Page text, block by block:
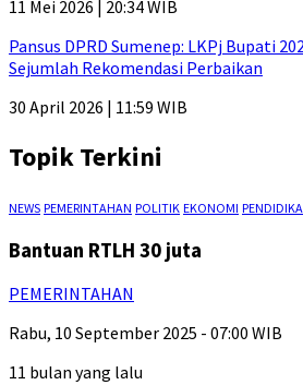
11 Mei 2026 | 20:34 WIB
Pansus DPRD Sumenep: LKPj Bupati
Sejumlah Rekomendasi Perbaikan
30 April 2026 | 11:59 WIB
Topik Terkini
NEWS PEMERINTAHAN POLITIK EKONOMI
Bantuan RTLH 30 juta
PEMERINTAHAN
Rabu, 10 September 2025 - 07:00 WIB
11 bulan yang lalu